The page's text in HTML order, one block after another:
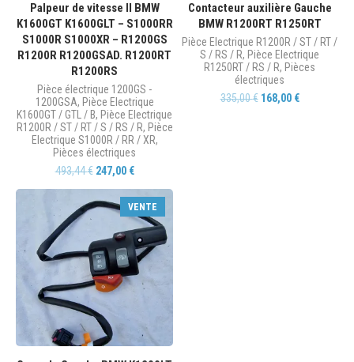
Palpeur de vitesse II BMW
K1600GT K1600GLT – S1000RR
S1000R S1000XR – R1200GS
R1200R R1200GSAD. R1200RT
R1200RS
Pièce électrique 1200GS -
1200GSA, Pièce Electrique
K1600GT / GTL / B, Pièce Electrique
R1200R / ST / RT / S / RS / R, Pièce
Electrique S1000R / RR / XR,
Pièces électriques
493,44€ 247,00 €
Contacteur auxilière Gauche
BMW R1200RT R1250RT
Pièce Electrique R1200R / ST / RT /
S / RS / R, Pièce Electrique
R1250RT / RS / R, Pièces
électriques
335,00€ 168,00 €
VENTE